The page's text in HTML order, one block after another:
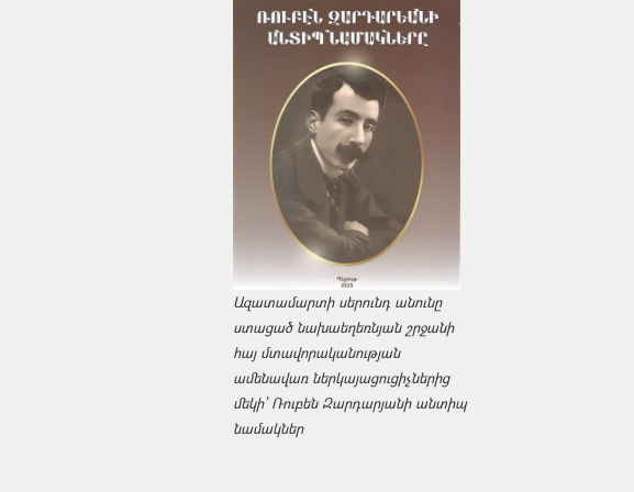
Ազատամարտի սերունդ անունը
ստացած նախաեղեռնյան շրջանի
հայ մտավորականության
ամենավառ ներկայացուցիչներից
մեկի՝ Ռուբեն Զարդարյանի անտիպ
նամակներ